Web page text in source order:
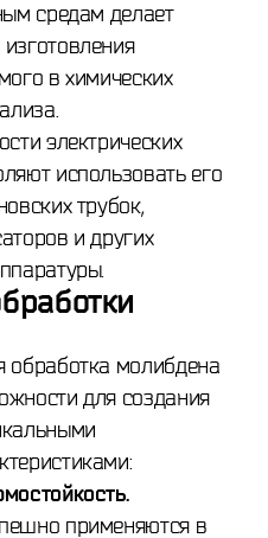
средам делает
в химических
электрических
использовать его
трубок,
и других
обработка молибдена
для создания
применяются в